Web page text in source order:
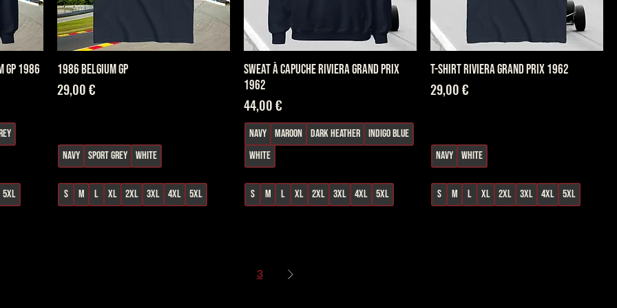
1986
5XL
1986 Belgium GP
Prix
29,00 €
Navy Sport Grey White
S M L XL 2XL 3XL 4XL 5XL
Sweat à capuche RIVIERA GRAND PRIX
1962
Prix
44,00 €
Navy Maroon Dark Heather
Indigo Blue
White
S M L XL 2XL 3XL 4XL 5XL
T-SHIRT Riviera Grand Prix 1962
Prix
29,00 €
Navy White
S M L XL 2XL 3XL 4XL 5XL
3